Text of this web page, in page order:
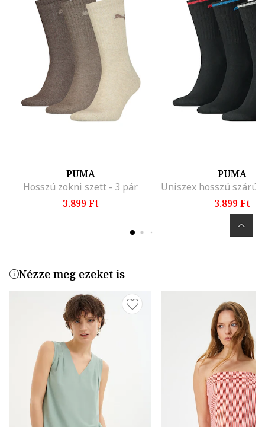
PUMA
Hosszú zokni szett - 3 pár
3.899 Ft
PUMA
3.899 Ft
Nézze meg ezeket is